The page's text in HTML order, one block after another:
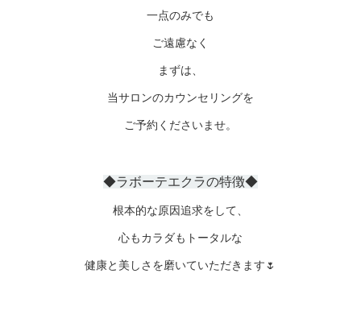
一点のみでも
ご遠慮なく
まずは、
当サロンのカウンセリングを
ご予約くださいませ。
◆ラボーテエクラの特徴◆
根本的な原因追求をして、
心もカラダもトータルな
健康と美しさを磨いていただきます🌷